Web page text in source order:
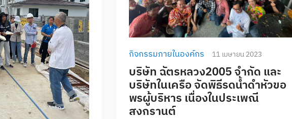
กิจกรรมภายในองค์กร 11 เมษายน 2023
บริษัท ฉัตรหลวง2005 จำกัด และ
บริษัทในเครือ จัดพิธีรดน้ำดำหัวขอ
พรผู้บริหาร เนื่องในประเพณี
สงกรานต์